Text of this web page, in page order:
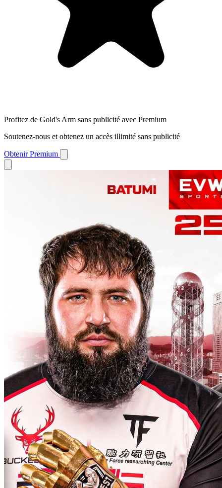
Profitez de Gold's Arm sans publicité avec Premium
Soutenez-nous et obtenez un accès illimité sans publicité
Obtenir Premium